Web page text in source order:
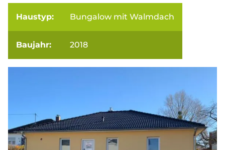
Haustyp: Bungalow mit Walmdach
Baujahr: 2018